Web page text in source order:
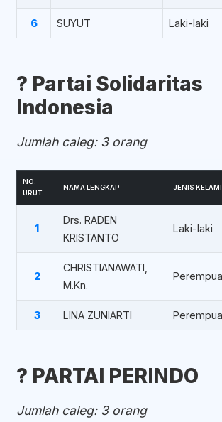
6 SUYUT Laki-laki
?️ Partai Solidaritas
Indonesia
Jumlah caleg: 3 orang
NO.
URUT
NAMA LENGKAP JENIS
1
Drs. RADEN
KRISTANTO
Laki-laki
2
CHRISTIANAWATI,
M.Kn.
3 LINA ZUNIARTI
?️ PARTAI PERINDO
Jumlah caleg: 3 orang